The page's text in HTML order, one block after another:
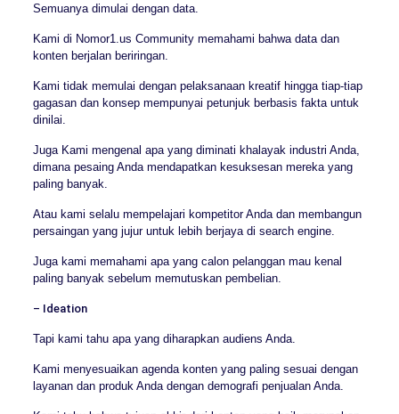
Semuanya dimulai dengan data.
Kami di Nomor1.us Community memahami bahwa data dan
konten berjalan beriringan.
Kami tidak memulai dengan pelaksanaan kreatif hingga tiap-tiap
gagasan dan konsep mempunyai petunjuk berbasis fakta untuk
dinilai.
Juga Kami mengenal apa yang diminati khalayak industri Anda,
dimana pesaing Anda mendapatkan kesuksesan mereka yang
paling banyak.
Atau kami selalu mempelajari kompetitor Anda dan membangun
persaingan yang jujur untuk lebih berjaya di search engine.
Juga kami memahami apa yang calon pelanggan mau kenal
paling banyak sebelum memutuskan pembelian.
– Ideation
Tapi kami tahu apa yang diharapkan audiens Anda.
Kami menyesuaikan agenda konten yang paling sesuai dengan
layanan dan produk Anda dengan demografi penjualan Anda.